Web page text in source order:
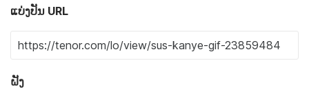
ແບ່ງປັນ URL
ຝັງ